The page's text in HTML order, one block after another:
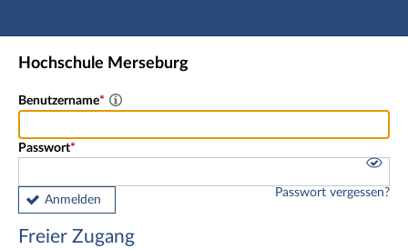
Hauptnavigation
Freier Zugang
Nutzerdaten abrufen
Fußzeile
Hochschule Merseburg
Benutzername
Passwort
Anmelden
Passwort vergessen?
Freier Zugang